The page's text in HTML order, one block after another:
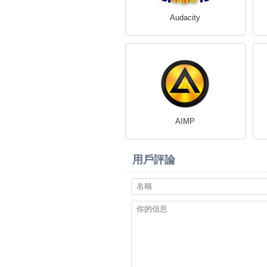
Audacity
AIMP
用戶評論